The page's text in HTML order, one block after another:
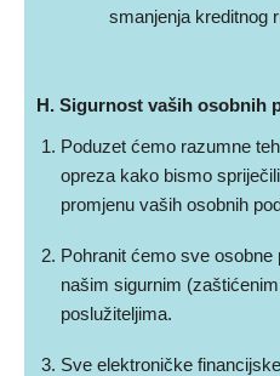
smanjenja kreditnog
H. Sigurnost vaših osobnih
Poduzet ćemo razumne
opreza kako bismo
promjenu vaših osobnih
Pohranit ćemo sve osobne
našim sigurnim
poslužiteljima.
Sve elektroničke